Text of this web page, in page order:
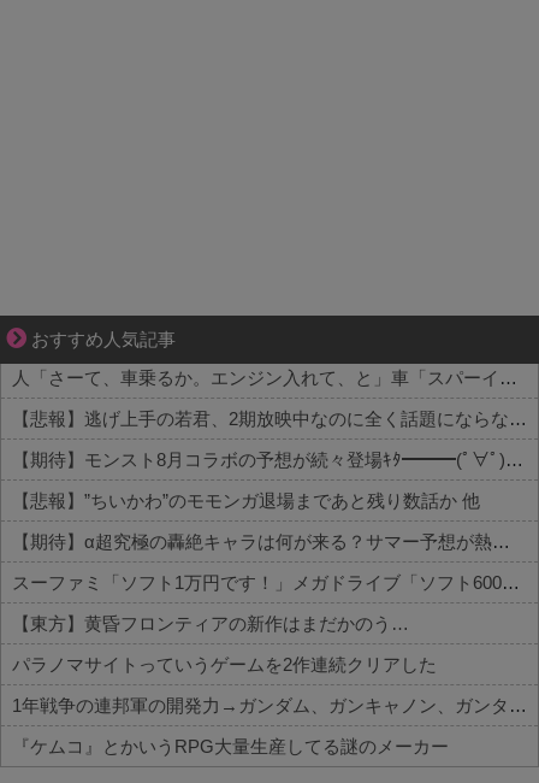
おすすめ人気記事
妻が嫌すぎて壊れていった、ある夫の現実
人「さーて、車乗るか。エンジン入れて、と」車「スパーイダマーンッ」→炎上 他
【悲報】逃げ上手の若君、2期放映中なのに全く話題にならない 他
【期待】モンスト8月コラボの予想が続々登場ｷﾀ━━━(ﾟ∀ﾟ)━━━!! 他
【悲報】”ちいかわ”のモモンガ退場まであと残り数話か 他
【期待】α超究極の轟絶キャラは何が来る？サマー予想が熱い 他
スーファミ「ソフト1万円です！」メガドライブ「ソフト6000円です！」←これでメガドラが負けた理由
【東方】黄昏フロンティアの新作はまだかのう…
パラノマサイトっていうゲームを2作連続クリアした
1年戦争の連邦軍の開発力→ガンダム、ガンキャノン、ガンタンク、ジム、ボール
『ケムコ』とかいうRPG大量生産してる謎のメーカー